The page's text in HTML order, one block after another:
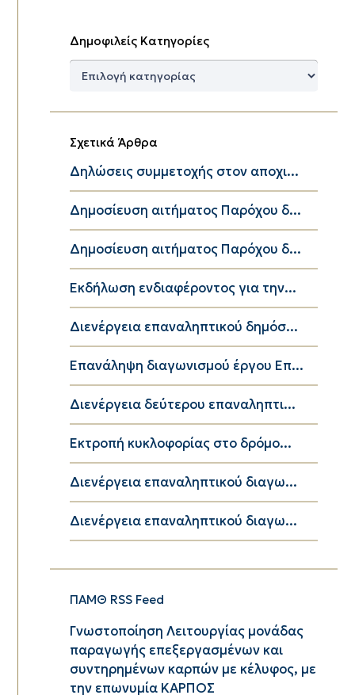
Δημοφιλείς Κατηγορίες
Δημοφιλείς
Σχετικά Άρθρα
Δηλώσεις συμμετοχής στον αποχι...
Δημοσίευση αιτήματος Παρόχου δ...
Δημοσίευση αιτήματος Παρόχου δ...
Εκδήλωση ενδιαφέροντος για την...
Διενέργεια επαναληπτικού δημόσ...
Επανάληψη διαγωνισμού έργου Επ...
Διενέργεια δεύτερου επαναληπτι...
Εκτροπή κυκλοφορίας στο δρόμο...
Διενέργεια επαναληπτικού διαγω...
Διενέργεια επαναληπτικού διαγω...
ΠΑΜΘ RSS Feed
Γνωστοποίηση Λειτουργίας μονάδας
παραγωγής επεξεργασμένων και
συντηρημένων καρπών με κέλυφος, με
την επωνυμία ΚΑΡΠΟΣ